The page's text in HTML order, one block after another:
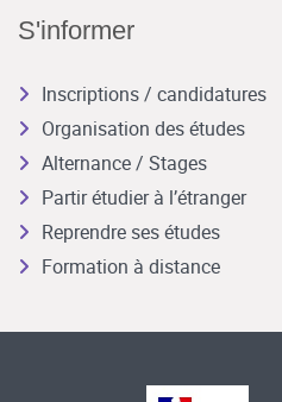
S'informer
Inscriptions / candidatures
Organisation des études
Alternance / Stages
Partir étudier à l’étranger
Reprendre ses études
Formation à distance